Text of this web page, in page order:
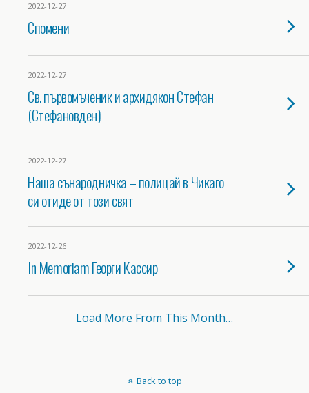
2022-12-27
Спомени
2022-12-27
Св. първомъченик и архидякон Стефан
(Стефановден)
2022-12-27
Наша сънародничка – полицай в Чикаго
си отиде от този свят
2022-12-26
In Memoriam Георги Кассир
Load More From This Month…
Back to top